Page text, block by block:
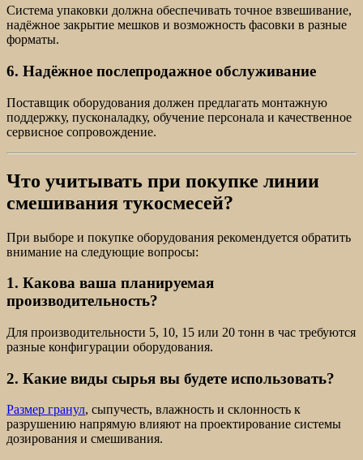
Система упаковки должна обеспечивать точное взвешивание,
надёжное закрытие мешков и возможность фасовки в разные
форматы.
6. Надёжное послепродажное обслуживание
Поставщик оборудования должен предлагать монтажную
поддержку, пусконаладку, обучение персонала и качественное
сервисное сопровождение.
Что учитывать при покупке линии
смешивания тукосмесей?
При выборе и покупке оборудования рекомендуется обратить
внимание на следующие вопросы:
1. Какова ваша планируемая
производительность?
Для производительности 5, 10, 15 или 20 тонн в час требуются
разные конфигурации оборудования.
2. Какие виды сырья вы будете использовать?
Размер гранул, сыпучесть, влажность и склонность к
разрушению напрямую влияют на проектирование системы
дозирования и смешивания.